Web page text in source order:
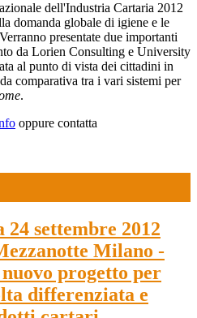
dell'Industria Cartaria 2012
domanda globale di igiene e le
presentate due importanti
da Lorien Consulting e University
al punto di vista dei cittadini in
comparativa tra i vari sistemi per
.
oppure contatta
24 settembre 2012
Milano -
progetto per
differenziata e